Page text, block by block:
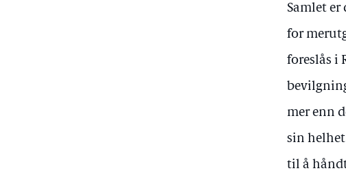
Samlet
for
foreslås i
mer enn
sin
til å